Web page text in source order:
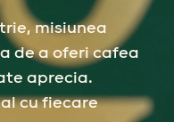
misiunea
de a oferi cafea
aprecia.
cu fiecare